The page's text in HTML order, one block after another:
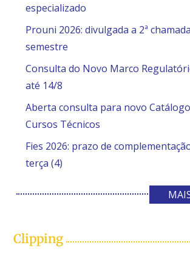
especializado
Prouni 2026: divulgada a 2ª
semestre
Consulta do Novo Marco
até 14/8
Aberta consulta para novo
Cursos Técnicos
Fies 2026: prazo de
terça (4)
Clipping